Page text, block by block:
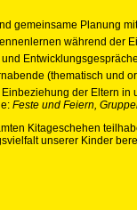
gemeinsame Planung
während der
Entwicklungsgespräche
(thematisch und
der Eltern in
Feste und Feiern,
Kitageschehen
unserer Kinder